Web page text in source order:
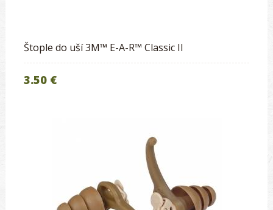
Štople do uší 3M™ E-A-R™ Classic II
3.50 €